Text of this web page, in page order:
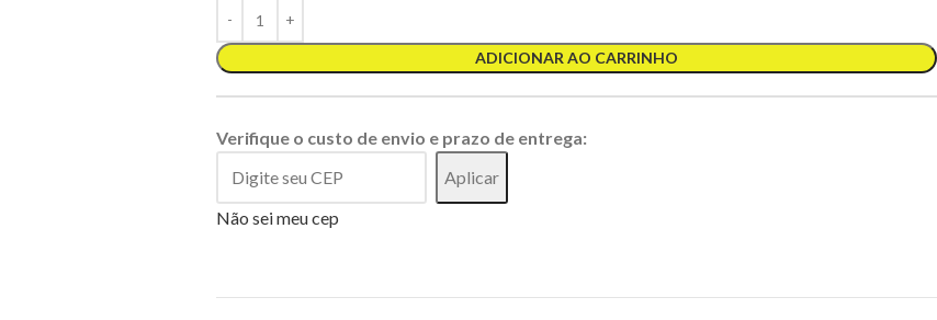
ADICIONAR AO CARRINHO
Verifique o custo de envio e prazo de entrega:
Aplicar
Não sei meu cep